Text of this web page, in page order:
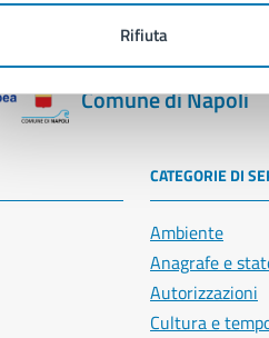
Rifiuta
Comune di Napoli
CATEGORIE DI
Ambiente
Anagrafe e
Autorizzazioni
Cultura e